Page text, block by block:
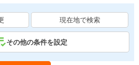
現在地で検索
その他の条件を設定